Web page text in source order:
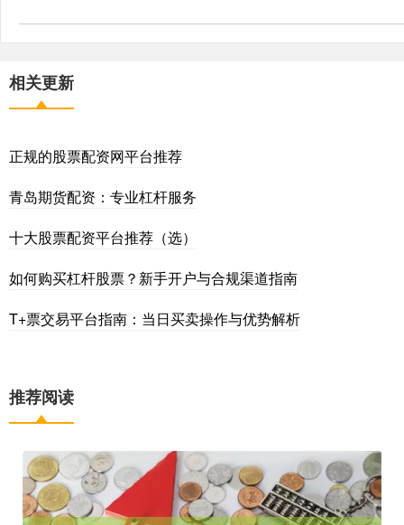
相关更新
正规的股票配资网平台推荐
青岛期货配资：专业杠杆服务
十大股票配资平台推荐（选）
如何购买杠杆股票？新手开户与合规渠道指南
T+票交易平台指南：当日买卖操作与优势解析
推荐阅读